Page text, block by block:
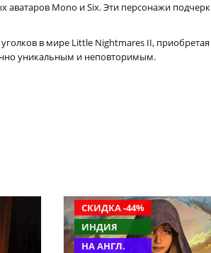
Mono и Six. Эти персонажи
в мире Little Nightmares II,
уникальным и неповторимым.
СКИДКА -44%
ИНДИЯ
НА АНГЛ.